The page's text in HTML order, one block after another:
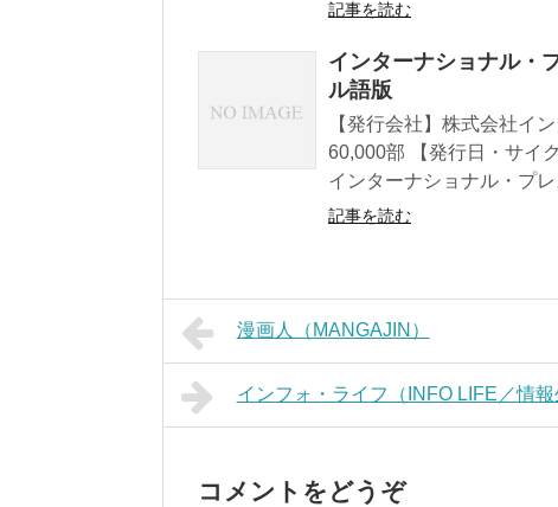
記事を読む
インターナショナル・
ル語版
【発行会社】株式会社イ
60,000部 【発行日・サイ
インターナショナル・プ
記事を読む
漫画人（MANGAJIN）
インフォ・ライフ（INFO LIFE／情報
コメントをどうぞ